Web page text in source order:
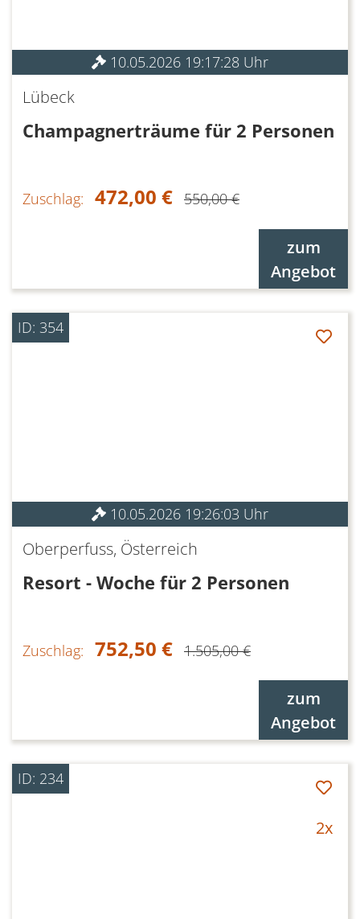
10.05.2026 19:17:28 Uhr
Lübeck
Champagnerträume für 2 Personen
Zuschlag: 472,00 € 550,00 €
zum
Angebot
ID: 354
10.05.2026 19:26:03 Uhr
Oberperfuss, Österreich
Resort - Woche für 2 Personen
Zuschlag: 752,50 € 1.505,00 €
zum
Angebot
ID: 234
2x